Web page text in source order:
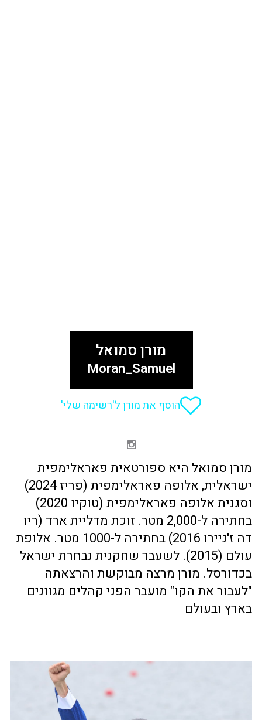
מורן סמואל
Moran_Samuel
הוסף את מורן ל'רשימה שלי'
מורן סמואל היא ספורטאית פאראלימפית
ישראלית, אלופה פאראלימפית (פריז 2024)
וסגנית אלופה פאראלימפית (טוקיו 2020)
בחתירה ל-2,000 מטר. זוכת מדליית ארד (ריו
דה ז'ניירו 2016) בחתירה ל-1000 מטר. אלופת
עולם (2015). לשעבר שחקנית נבחרת ישראל
בכדורסל. מורן מרצה מבוקשת והרצאתה
"לעבור את הקו" מועבר הפני קהלים מגוונים
בארץ ובעולם